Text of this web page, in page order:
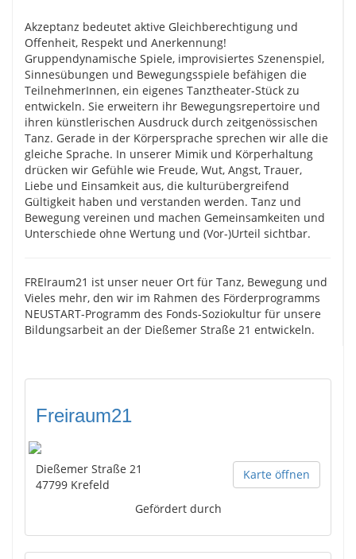
Akzeptanz bedeutet aktive Gleichberechtigung und
Offenheit, Respekt und Anerkennung!
Gruppendynamische Spiele, improvisiertes Szenenspiel,
Sinnesübungen und Bewegungsspiele befähigen die
TeilnehmerInnen, ein eigenes Tanztheater-Stück zu
entwickeln. Sie erweitern ihr Bewegungsrepertoire und
ihren künstlerischen Ausdruck durch zeitgenössischen
Tanz. Gerade in der Körpersprache sprechen wir alle die
gleiche Sprache. In unserer Mimik und Körperhaltung
drücken wir Gefühle wie Freude, Wut, Angst, Trauer,
Liebe und Einsamkeit aus, die kulturübergreifend
Gültigkeit haben und verstanden werden. Tanz und
Bewegung vereinen und machen Gemeinsamkeiten und
Unterschiede ohne Wertung und (Vor-)Urteil sichtbar.
FREIraum21 ist unser neuer Ort für Tanz, Bewegung und
Vieles mehr, den wir im Rahmen des Förderprogramms
NEUSTART-Programm des Fonds-Soziokultur für unsere
Bildungsarbeit an der Dießemer Straße 21 entwickeln.
Freiraum21
Karte öffnen
Dießemer Straße 21
47799 Krefeld
Gefördert durch